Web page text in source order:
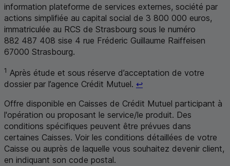
information plateforme de services externes, société par
actions simplifiée au capital social de 3 800 000 euros,
immatriculée au RCS de Strasbourg sous le numéro
882 487 408 sise 4 rue Fréderic Guillaume Raiffeisen
67000 Strasbourg.
1 Après étude et sous réserve d’acceptation de votre
dossier par l’agence Crédit Mutuel. ↩Retour au renvoi 1
Offre disponible en Caisses de Crédit Mutuel participant à
l'opération ou proposant le service/le produit. Des
conditions spécifiques peuvent être prévues dans
certaines Caisses. Voir les conditions détaillées de votre
Caisse ou auprès de laquelle vous souhaitez devenir client,
en indiquant son code postal.